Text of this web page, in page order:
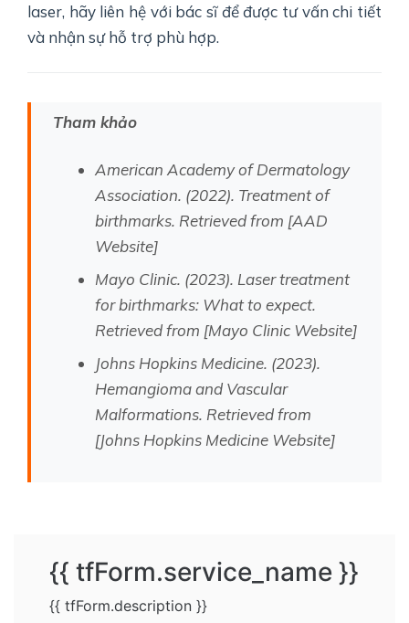
laser, hãy liên hệ với bác sĩ để được tư vấn chi tiết
và nhận sự hỗ trợ phù hợp.
Tham khảo
American Academy of Dermatology
Association. (2022). Treatment of
birthmarks. Retrieved from [AAD
Website]
Mayo Clinic. (2023). Laser treatment
for birthmarks: What to expect.
Retrieved from [Mayo Clinic Website]
Johns Hopkins Medicine. (2023).
Hemangioma and Vascular
Malformations. Retrieved from
[Johns Hopkins Medicine Website]